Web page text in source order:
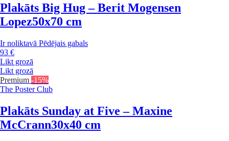
Plakāts Big Hug – Berit Mogensen
Lopez50x70 cm
Ir noliktavā Pēdējais gabals
93 €
Likt grozā
Likt grozā
Premium -15%
The Poster Club
Plakāts Sunday at Five – Maxine
McCrann30x40 cm